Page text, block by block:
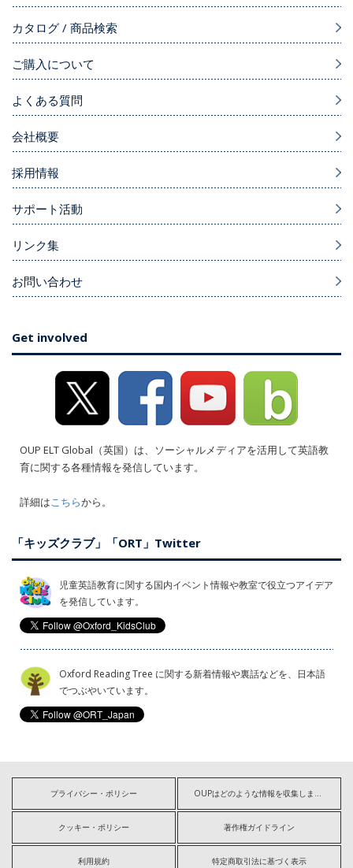
カタログ / 商品検索
ご購入について
よくある質問
会社概要
採用情報
サポート活動
リンク集
お問い合わせ
Get involved
OUP ELT Global（英国）は、ソーシャルメディアを活用して英語教
育に関する各種情報を発信しています。
詳細はこちらから。
「キッズクラブ」「ORT」Twitter
児童英語教育に関する国内イベント情報や教室で役立つアイデア
を発信しています。
Oxford Reading Tree に関する新着情報や裏話などを、日本語
でつぶやいています。
プライバシー・ポリシー OUPはどのような情報を収集しますか?
クッキー・ポリシー 著作権ガイドライン
利用規約 特定商取引法に基づく表示